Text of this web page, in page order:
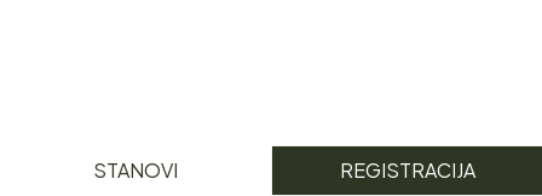
STANOVI REGISTRACIJA